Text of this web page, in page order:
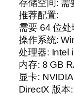
存储空间: 需
推荐配置:
需要 64 位
操作系统:
处理器: Intel
内存: 8 GB
显卡:
DirectX 版本